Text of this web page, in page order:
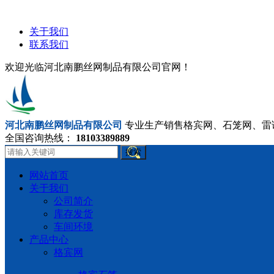
关于我们
联系我们
欢迎光临河北南鹏丝网制品有限公司官网！
河北南鹏丝网制品有限公司 专业生产销售格宾网、石笼网、雷
全国咨询热线：
18103389889
搜索
网站首页
关于我们
公司简介
库存发货
车间环境
产品中心
格宾网